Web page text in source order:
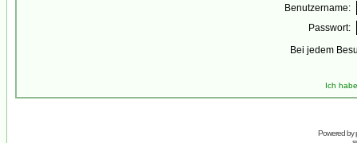
Benutzername:
Passwort:
Bei jedem
Ich
Powered by